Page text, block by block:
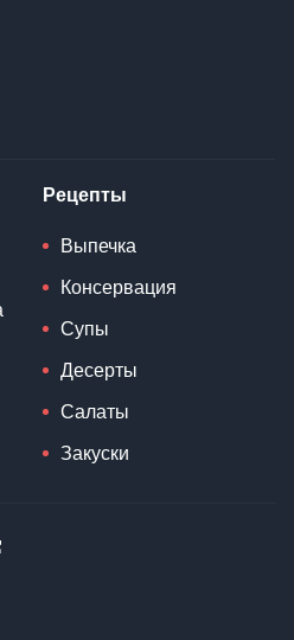
Рецепты
Выпечка
Консервация
Супы
Десерты
Салаты
Закуски